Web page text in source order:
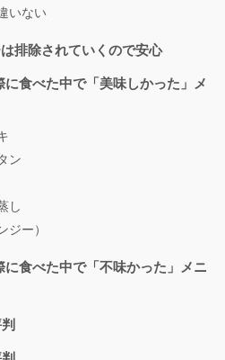
いない
排除されていくので安心
食べた中で「美味しかった」メ
ン
し
ジー）
食べた中で「不味かった」メニ